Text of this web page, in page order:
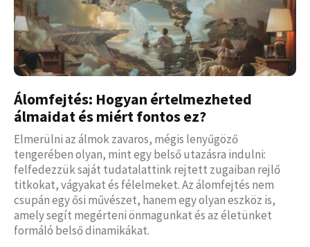
Álomfejtés: Hogyan értelmezheted
álmaidat és miért fontos ez?
Elmerülni az álmok zavaros, mégis lenyűgöző
tengerében olyan, mint egy belső utazásra indulni:
felfedezzük saját tudatalattink rejtett zugaiban rejlő
titkokat, vágyakat és félelmeket. Az álomfejtés nem
csupán egy ősi művészet, hanem egy olyan eszköz is,
amely segít megérteni önmagunkat és az életünket
formáló belső dinamikákat.